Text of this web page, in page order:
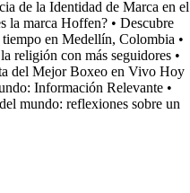
de la Identidad de Marca en el
la marca Hoffen? • Descubre
en Medellín, Colombia •
religión con más seguidores •
del Mejor Boxeo en Vivo Hoy
Información Relevante •
mundo: reflexiones sobre un